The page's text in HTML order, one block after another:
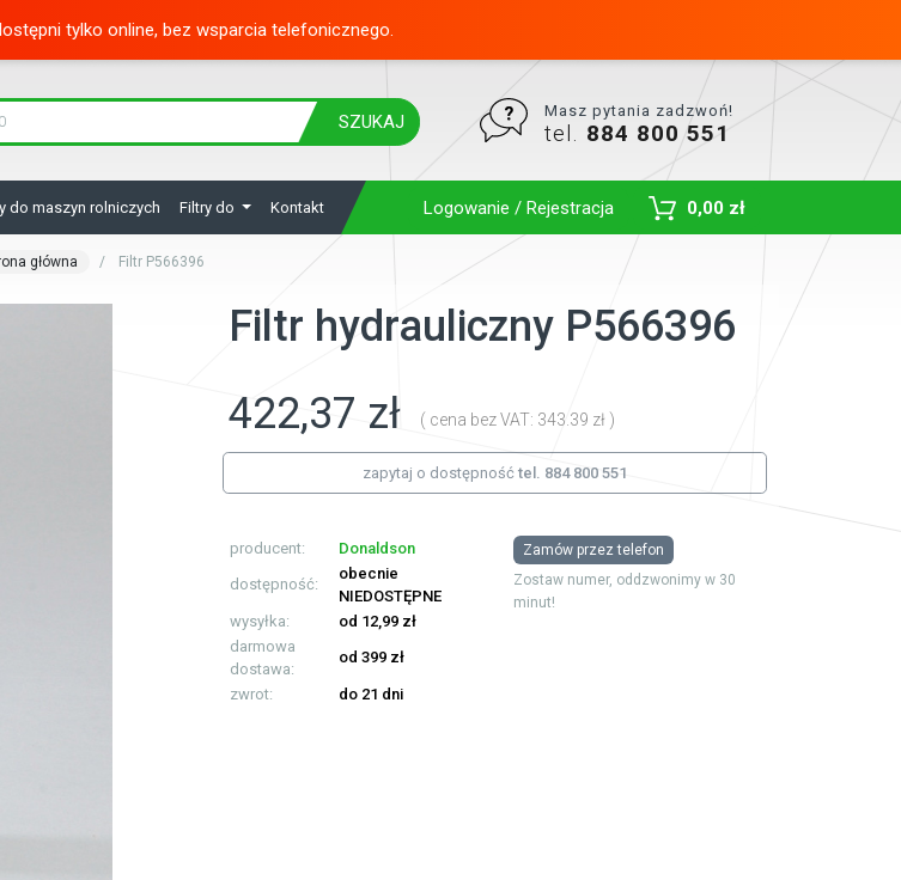
tylko online, bez wsparcia telefonicznego.
SZUKAJ
Masz pytania zadzwoń!
tel. 884 800 551
do maszyn rolniczych Filtry do Kontakt Logowanie / Rejestracja 0,00 zł
główna Filtr P566396
Filtr hydrauliczny P566396
422,37 zł
( cena bez VAT: 343.39 zł )
zapytaj o dostępność tel. 884 800 551
producent:
Donaldson
dostępność:
obecnie
NIEDOSTĘPNE
wysyłka:
od 12,99 zł
darmowa
dostawa:
od 399 zł
zwrot: do 21 dni
Zamów przez telefon
Zostaw numer, oddzwonimy w 30
minut!